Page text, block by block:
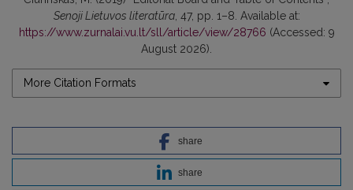
Senoji Lietuvos literatūra, 47, pp. 1–8. Available at:
https://www.zurnalai.vu.lt/sll/article/view/28766 (Accessed: 9
August 2026).
More Citation Formats
share
share